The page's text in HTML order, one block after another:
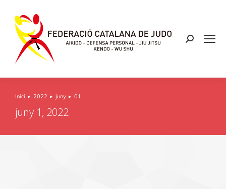
You are here:
Inici 2022 juny 01
juny 1, 2022